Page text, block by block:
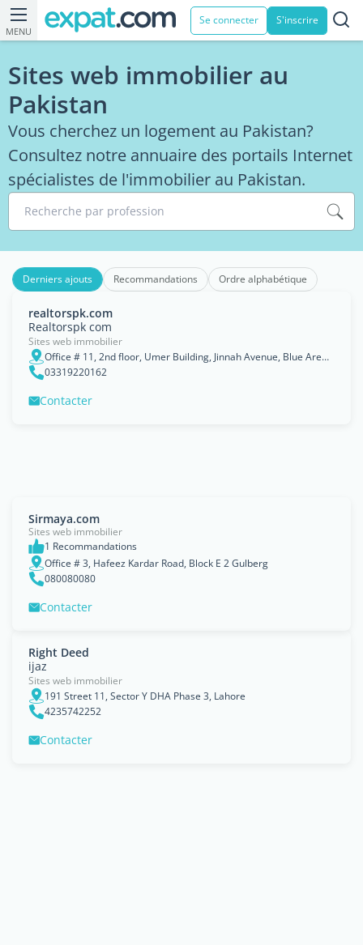
MENU
Se connecter S'inscrire
Sites web immobilier au
Pakistan
Vous cherchez un logement au Pakistan?
Consultez notre annuaire des portails Internet
spécialistes de l'immobilier au Pakistan.
Recherche par profession
Derniers ajouts Recommandations Ordre alphabétique
realtorspk.com
Realtorspk com
Sites web immobilier
Office # 11, 2nd floor, Umer Building, Jinnah Avenue, Blue Area, Islamabad, Pakistan., Islāmābād
03319220162
Contacter
Sirmaya.com
Sites web immobilier
1 Recommandations
Office # 3, Hafeez Kardar Road, Block E 2 Gulberg
080080080
Contacter
Right Deed
ijaz
Sites web immobilier
191 Street 11, Sector Y DHA Phase 3, Lahore
4235742252
Contacter